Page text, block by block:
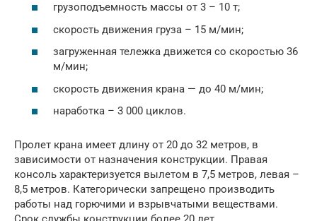
грузоподъемность массы от 3 – 10 т;
скорость движения груза – 15 м/мин;
загруженная тележка движется со скоростью 36
м/мин;
скорость движения крана — до 40 м/мин;
наработка – 3 000 циклов.
Пролет крана имеет длину от 20 до 32 метров, в
зависимости от назначения конструкции. Правая
консоль характеризуется вылетом в 7,5 метров, левая –
8,5 метров. Категорически запрещено производить
работы над горючими и взрывчатыми веществами.